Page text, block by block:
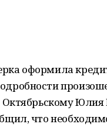
оформила
Октябрьскому
что